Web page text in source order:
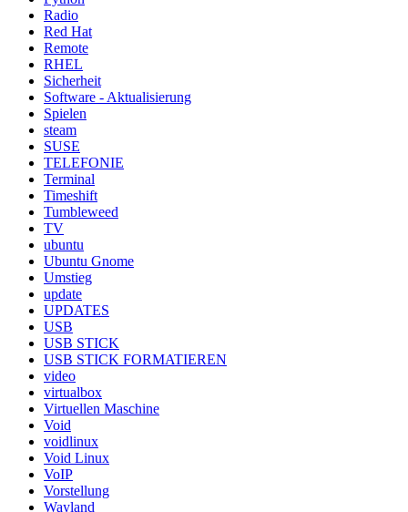
Radio
Red Hat
Remote
RHEL
Sicherheit
Software - Aktualisierung
Spielen
steam
SUSE
TELEFONIE
Terminal
Timeshift
Tumbleweed
TV
ubuntu
Ubuntu Gnome
Umstieg
update
UPDATES
USB
USB STICK
USB STICK FORMATIEREN
video
virtualbox
Virtuellen Maschine
Void
voidlinux
Void Linux
VoIP
Vorstellung
Wayland